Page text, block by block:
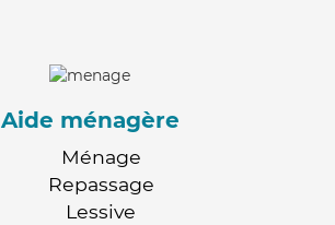
Aide ménagère
Ménage
Repassage
Lessive